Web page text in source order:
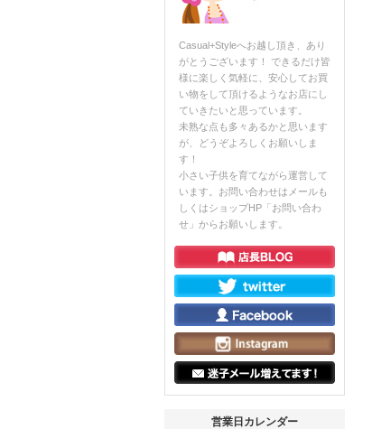
Casual+Styleへお越し頂き、あり
がとうございます！ できるだけ皆
様に楽しく気軽に、安心してお買
い物をして頂けるようなお店にし
ていきたいと思っています。
未熟な点も多々あるかと思います
が、どうぞよろしくお願いしま
す！
小さい子供を育てながら運営して
います。お問い合わせはメールも
しくはショップHP「お問い合わ
せ」からお願いします。
営業日カレンダー